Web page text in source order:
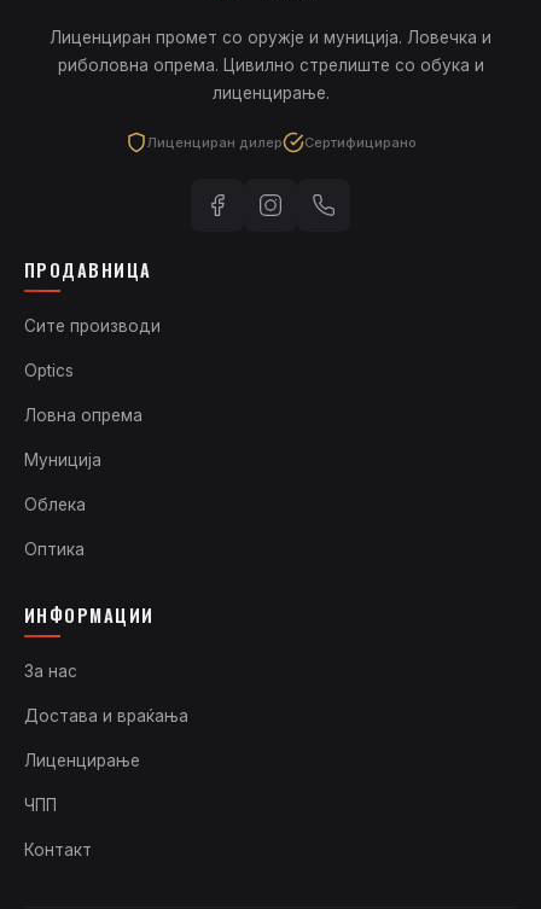
Лиценциран промет со оружје и муниција. Ловечка и
риболовна опрема. Цивилно стрелиште со обука и
лиценцирање.
Лиценциран дилер Сертифицирано
ПРОДАВНИЦА
Сите производи
Optics
Ловна опрема
Муниција
Облека
Оптика
ИНФОРМАЦИИ
За нас
Достава и враќања
Лиценцирање
ЧПП
Контакт